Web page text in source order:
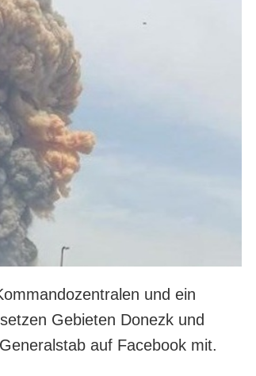
und ein
Gebieten Donezk und
auf Facebook mit.